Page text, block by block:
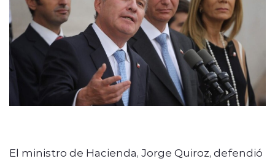
modo claro
El ministro de Hacienda, Jorge Quiroz, defendió